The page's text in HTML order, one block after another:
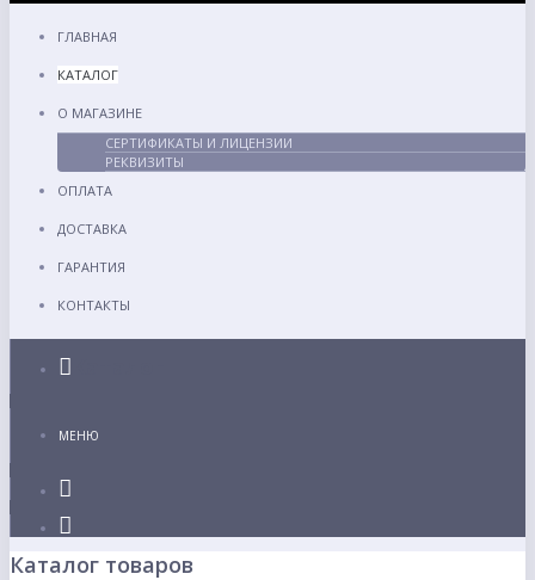
ГЛАВНАЯ
КАТАЛОГ
О МАГАЗИНЕ
СЕРТИФИКАТЫ И ЛИЦЕНЗИИ
РЕКВИЗИТЫ
ОПЛАТА
ДОСТАВКА
ГАРАНТИЯ
КОНТАКТЫ
МЕНЮ
Каталог товаров